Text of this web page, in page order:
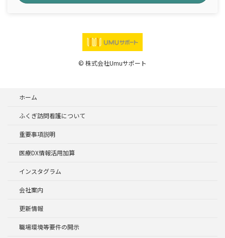
© 株式会社Umuサポート
ホーム
ふくぎ訪問看護について
重要事項説明
医療DX情報活用加算
インスタグラム
会社案内
更新情報
職場環境等要件の開示